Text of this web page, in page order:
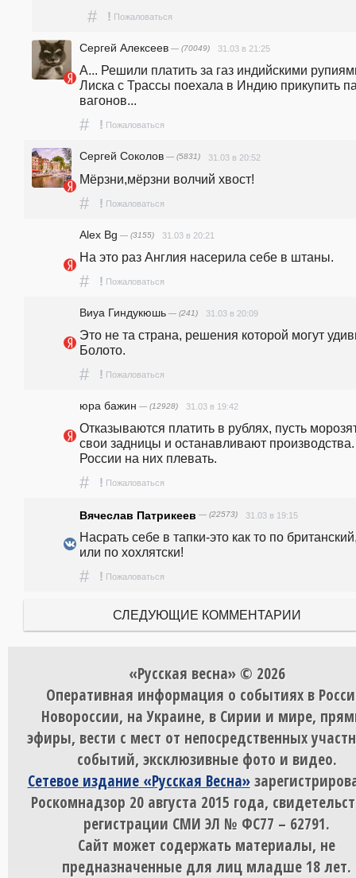
# ! Пожаловаться
Сергей Алексеев — (70049) 31.03 в 21:25
А... Решили платить за газ индийскими
Лиска с Трассы поехала в Индию прикупить
вагонов...
# ! Пожаловаться
Сергей Соколов — (5831) 31.03 в 20:52
Мёрзни,мёрзни волчий хвост!
# ! Пожаловаться
Alex Bg — (3155) 31.03 в 20:21
На это раз Англия насерила себе в штаны.
# ! Пожаловаться
Виуа Гиндукюшь — (241) 31.03 в 20:09
Это не та страна, решения которой могут
Болото.
# ! Пожаловаться
юра бажин — (12928) 31.03 в 19:42
Отказываются платить в рублях, пусть
свои задницы и останавливают производства.
России на них плевать.
# ! Пожаловаться
Вячеслав Патрикеев — (22573) 31.03 в 19:15
Насрать себе в тапки-это как то по
или по хохлятски!
# ! Пожаловаться
СЛЕДУЮЩИЕ КОММЕНТАРИИ
«Русская весна» © 2026
Оперативная информация о событиях в
Новороссии, на Украине, в Сирии и мире,
эфиры, вести с мест от непосредственных
событий, эксклюзивные фото и видео.
Сетевое издание «Русская Весна»
Роскомнадзор 20 августа 2015 года,
регистрации СМИ ЭЛ № ФС77 – 62791.
Сайт может содержать материалы, не
предназначенные для лиц младше 18 лет.